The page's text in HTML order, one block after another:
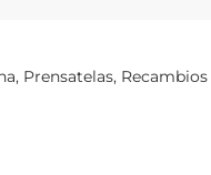
, Prensatelas,